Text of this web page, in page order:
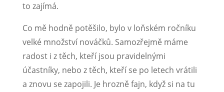
to zajímá.
Co mě hodně potěšilo, bylo v loňském ročníku
velké množství nováčků. Samozřejmě máme
radost i z těch, kteří jsou pravidelnými
účastníky, nebo z těch, kteří se po letech vrátili
a znovu se zapojili. Je hrozně fajn, když si na tu